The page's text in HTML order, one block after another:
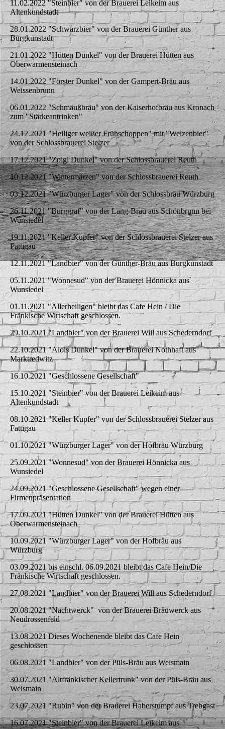
11.02.2022 "Steinbier" von der Brauerei Leikeim aus
Altenkundstadt
28.01.2022 "Schwarzbier" von der Brauerei Günther aus
Burgkunstadt
21.01.2022 "Hütten Dunkel" von der Brauerei Hütten aus
Oberwarmensteinach
14.01.2022 "Förster Dunkel" von der Gampert-Bräu aus
Weissenbrunn
06.01.2022 "Schmäußbräu" von der Kaiserhofbräu aus Kronach
zum "Stärkeantrinken"
24.12.2021 "Heiliger weißer Frühschoppen" mit "Weizenbier"
von der Schlossbrauerei Stelzer
17.12.2021 "Zoigl Dunkel" von der Schlossbrauerei Reuth
10.12.2021 "Wintermärzen" von der Schlossbrauerei Reuth
03.12.2021 "Würzburger Lager" von der Schlossbräu Würzburg
26.11.2021 "Burggraf" von der Lang-Bräu aus Schönbrunn bei
Wunsiedel
19.11.2021 "Keller Kupfer" von der Schlossbrauerei Stelzer aus
Fattigau
12.11.2021 "Landbier" von der Günther-Bräu aus Burgkunstadt
05.11.2021 "Wonnesud" von der Brauerei Hönnicka aus
Wunsiedel
01.11.2021 "Allerheiligen" bleibt das Cafe Hein / Die
Fränkische Wirtschaft geschlossen.
29.10.2021 "Landbier" von der Brauerei Will aus Schederndorf
22.10.2021 "Alois Dunkel" von der Brauerei Nothhaft aus
Marktredwitz
16.10.2021 "Geschlossene Gesellschaft"
15.10.2021 "Steinbier" von der Brauerei Leikeim aus
Altenkundstadt
08.10.2021 "Keller Kupfer" von der Schlossbrauerei Stelzer aus
Fattigau
01.10.2021 "Würzburger Lager" von der Hofbräu Würzburg
25.09.2021 "Wonnesud" von der Brauerei Hönnicka aus
Wunsiedel
24.09.2021 "Geschlossene Gesellschaft" wegen einer
Firmenpräsentation
17.09.2021 "Hütten Dunkel" von der Brauerei Hütten aus
Oberwarmensteinach
10.09.2021 "Würzburger Lager" von der Hofbräu aus
Würzburg
03.09.2021 bis einschl. 06.09.2021 bleibt das Cafe Hein/Die
Fränkische Wirtschaft geschlossen.
27.08.2021 "Landbier" von der Brauerei Will aus Schederndorf
20.08.2021 "Nachtwerck" von der Brauerei Bräuwerck aus
Neudrossenfeld
13.08.2021 Dieses Wochenende bleibt das Cafe Hein
geschlossen
06.08.2021 "Landbier" von der Püls-Bräu aus Weismain
30.07.2021 "Altfränkischer Kellertrunk" von der Püls-Bräu aus
Weismain
23.07.2021 "Rubin" von der Brauerei Haberstumpf aus Trebgast
16.07.2021 "Steinbier" von der Brauerei Leikeim aus